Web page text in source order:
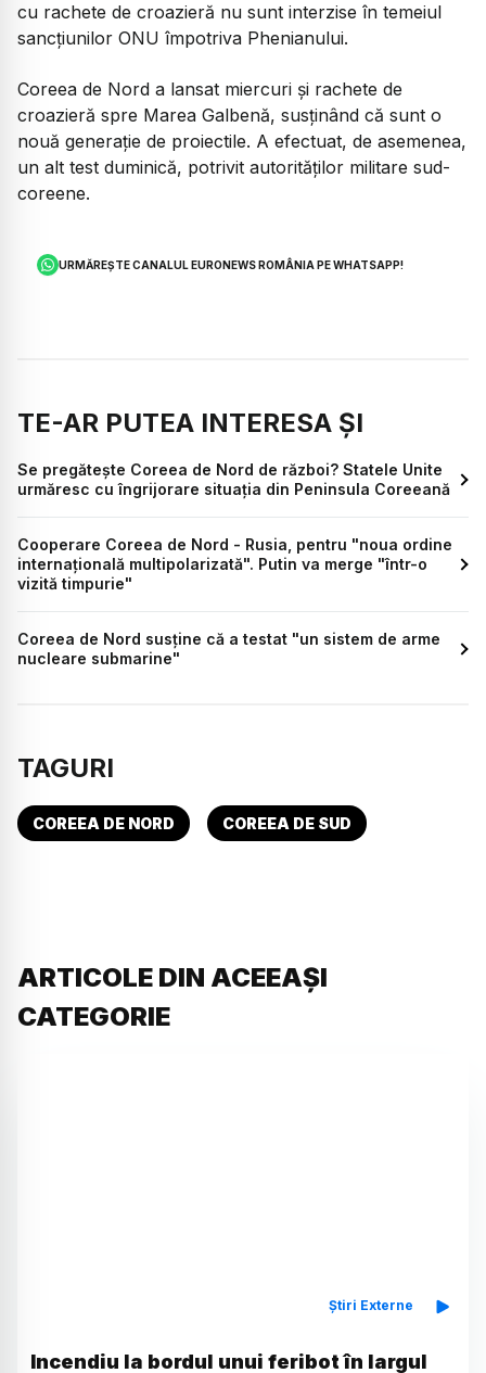
cu rachete de croazieră nu sunt interzise în temeiul
sancţiunilor ONU împotriva Phenianului.
Coreea de Nord a lansat miercuri şi rachete de
croazieră spre Marea Galbenă, susţinând că sunt o
nouă generaţie de proiectile. A efectuat, de asemenea,
un alt test duminică, potrivit autorităţilor militare sud-
coreene.
URMĂREȘTE CANALUL EURONEWS ROMÂNIA PE WHATSAPP!
TE-AR PUTEA INTERESA ȘI
Se pregătește Coreea de Nord de război? Statele Unite
urmăresc cu îngrijorare situația din Peninsula Coreeană
Cooperare Coreea de Nord - Rusia, pentru "noua ordine
internațională multipolarizată". Putin va merge "într-o
vizită timpurie"
Coreea de Nord susţine că a testat "un sistem de arme
nucleare submarine"
TAGURI
COREEA DE NORD COREEA DE SUD
ARTICOLE DIN ACEEAȘI
CATEGORIE
Știri Externe
Incendiu la bordul unui feribot în largul